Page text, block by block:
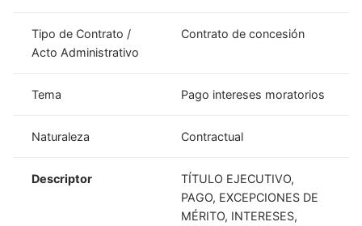
Tipo de Contrato /
Acto Administrativo
Contrato de concesión
Tema Pago intereses moratorios
Naturaleza Contractual
Descriptor
TÍTULO EJECUTIVO,
PAGO, EXCEPCIONES DE
MÉRITO, INTERESES,